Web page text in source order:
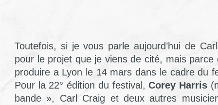
Toutefois, si je vous parle aujourd’hui de
pour le projet que je viens de cité, mais
produire a Lyon le 14 mars dans le cadre du
Pour la 22° édition du festival,Corey Harris
bande », Carl Craig et deux autres